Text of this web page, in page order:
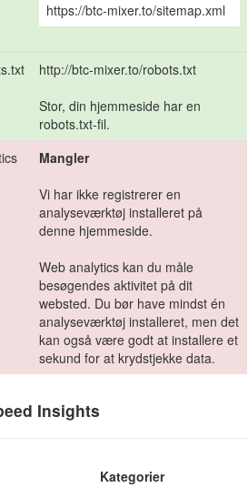
https://btc-mixer.to/sitemap.xml
http://btc-mixer.to/robots.txt
Stor, din hjemmeside har en
robots.txt-fil.
Mangler
Vi har ikke registrerer en
analyseværktøj installeret på
denne hjemmeside.
Web analytics kan du måle
besøgendes aktivitet på dit
websted. Du bør have mindst én
analyseværktøj installeret, men det
kan også være godt at installere et
sekund for at krydstjekke data.
Insights
Kategorier